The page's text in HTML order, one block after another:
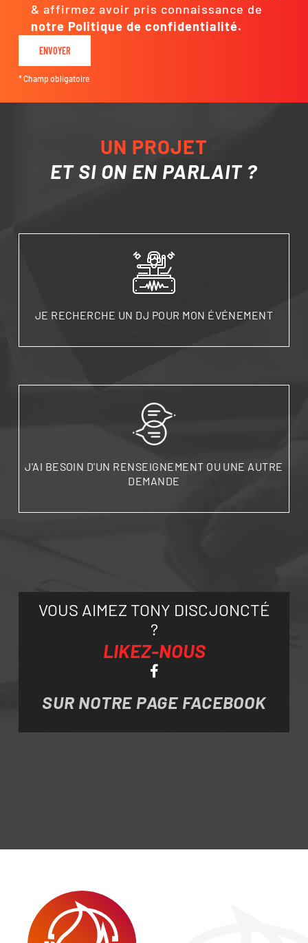
& affirmez avoir pris connaissance de
notre Politique de confidentialité.
* Champ obligatoire
UN PROJET
ET SI ON EN PARLAIT ?
JE RECHERCHE UN DJ POUR MON ÉVÉNEMENT
J'AI BESOIN D'UN RENSEIGNEMENT OU UNE AUTRE
DEMANDE
VOUS AIMEZ TONY DISCJONCTÉ
?
LIKEZ-NOUS
SUR NOTRE PAGE FACEBOOK